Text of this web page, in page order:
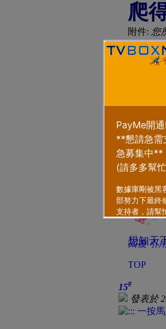
爬
附件: 您
2
愛
想知天
回復 引
TOP
15#
發表於